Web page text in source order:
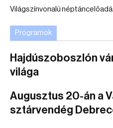
Világszínvonalú
Programok
Hajdúszoboszlón
világa
Augusztus 20-án a
sztárvendég